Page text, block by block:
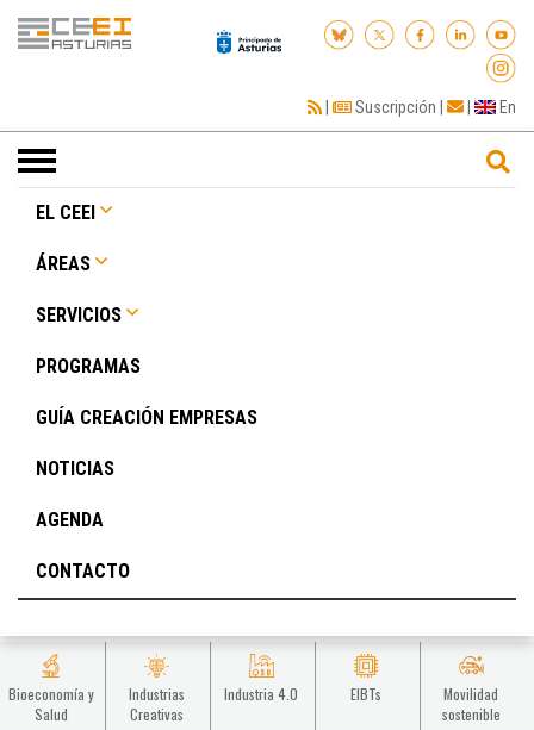
| Suscripción | | En
Toggle
navigation
EL CEEI
ÁREAS
SERVICIOS
PROGRAMAS
GUÍA CREACIÓN EMPRESAS
NOTICIAS
AGENDA
CONTACTO
Bioeconomía y
Salud
Industrias
Creativas
Industria 4.0 EIBTs
Movilidad
sostenible